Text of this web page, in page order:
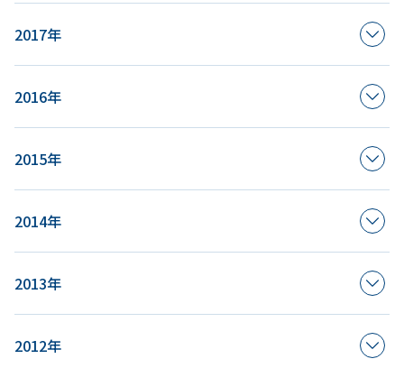
2017年
2016年
2015年
2014年
2013年
2012年